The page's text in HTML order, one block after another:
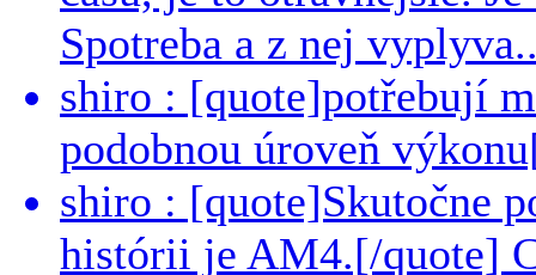
Spotreba a z nej
shiro : [quote]potřebují
podobnou úroveň
shiro : [quote]Skutočne
histórii je AM4.[/quote]